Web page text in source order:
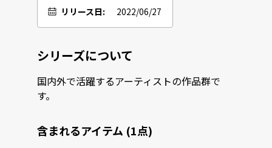
リリース日: 2022/06/27
シリーズについて
国内外で活躍するアーティストの作品群で
す。
含まれるアイテム (1点)